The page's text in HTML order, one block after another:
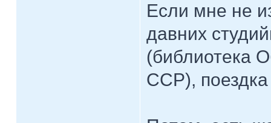
Если мне не
давних
(библиотека
ССР),